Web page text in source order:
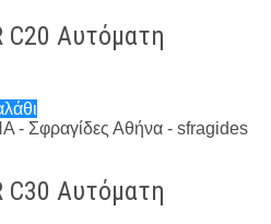
C20 Αυτόματη
C30 Αυτόματη